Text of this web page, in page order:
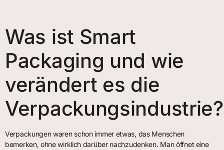
Was ist Smart
Packaging und wie
verändert es die
Verpackungsindustrie?
Verpackungen waren schon immer etwas, das Menschen
bemerken, ohne wirklich darüber nachzudenken. Man öffnet eine